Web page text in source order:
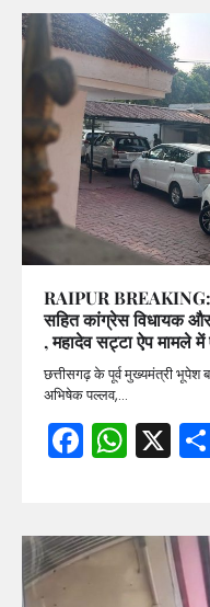
RAIPUR
सहित कांग्रेस विधायक
, महादेव सट्टा ऐप मामले
छत्तीसगढ़ के पूर्व मुख्यमंत्री
अभिषेक पल्लव,…
X